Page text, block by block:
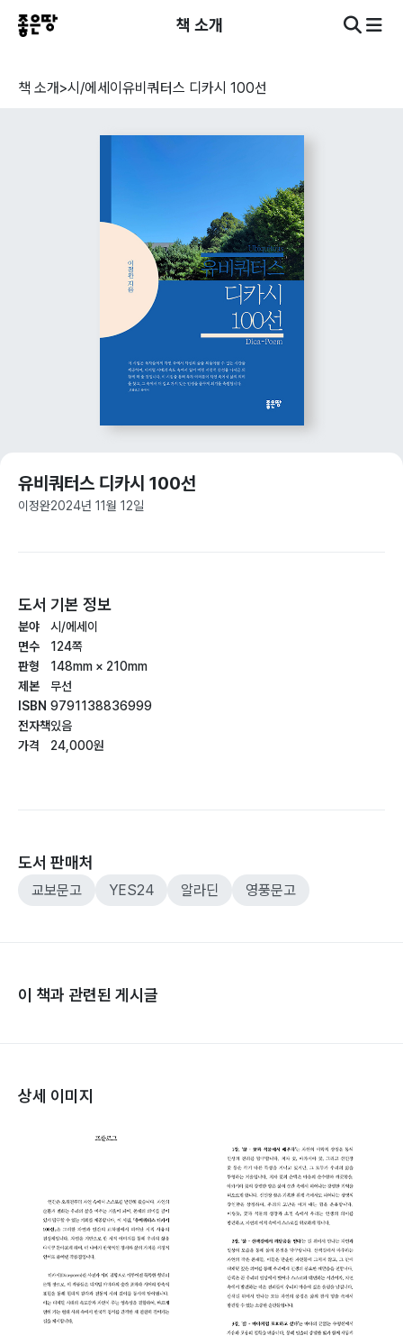
책 소개
책 소개>시/에세이 유비쿼터스 디카시 100선
유비쿼터스 디카시 100선
이정완2024년 11월 12일
도서 기본 정보
분야
면수
판형
제본
ISBN
전자책
가격
시/에세이
124쪽
148mm × 210mm
무선
9791138836999
있음
24,000원
도서 판매처
교보문고 YES24 알라딘 영풍문고
이 책과 관련된 게시글
상세 이미지